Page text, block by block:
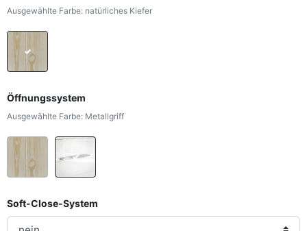
Ausgewählte Farbe: natürliches Kiefer
natürliches Kiefer
Öffnungssystem
Ausgewählte Farbe: Metallgriff
Holzgriff Metallgriff
Soft-Close-System